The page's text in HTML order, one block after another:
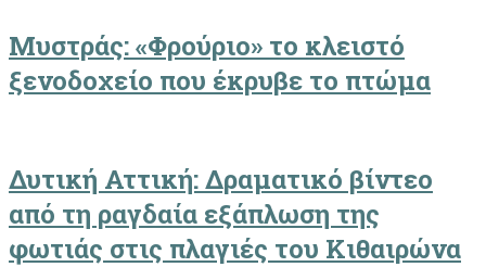
Μυστράς: «Φρούριο» το κλειστό
ξενοδοχείο που έκρυβε το πτώμα
Δυτική Αττική: Δραματικό βίντεο
από τη ραγδαία εξάπλωση της
φωτιάς στις πλαγιές του Κιθαιρώνα